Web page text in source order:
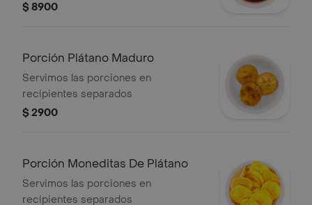
$ 8900
Porción Plátano Maduro
Servimos las porciones en
recipientes separados
$ 2900
Porción Moneditas De Plátano
Servimos las porciones en
recipientes separados